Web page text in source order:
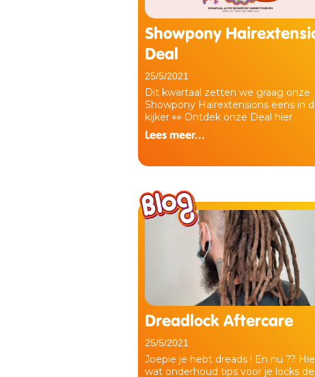
Showpony
Deal
25/5/2021
Dit kwartaal zetten we graag onze
Showpony Hairextensions eens in
kijker 👀 Ontdek onze Deal hier
Lees meer...
Dreadlock Aftercare
25/5/2021
Joepie je hebt dreads ! En nu ??
wat onderhoud tips voor je locks de